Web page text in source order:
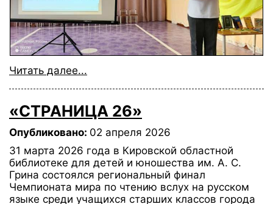
Читать далее...
«СТРАНИЦА 26»
Опубликовано: 02 апреля 2026
31 марта 2026 года в Кировской областной
библиотеке для детей и юношества им. А. С.
Грина состоялся региональный финал
Чемпионата мира по чтению вслух на русском
языке среди учащихся старших классов города